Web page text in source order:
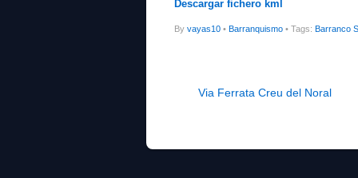
Descargar fichero kml
By vayas10 • Barranquismo • Tags: Barranco
Via Ferrata Creu del Noral